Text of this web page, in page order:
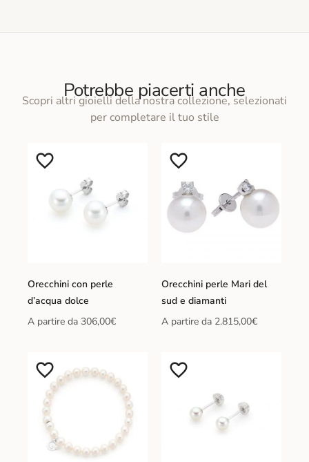
Potrebbe piacerti anche
Scopri altri gioielli della nostra collezione, selezionati
per completare il tuo stile
Orecchini con perle
d’acqua dolce
A partire da 306,00€
Orecchini perle Mari del
sud e diamanti
A partire da 2.815,00€